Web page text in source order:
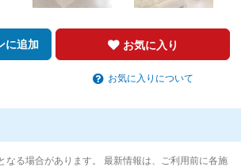
に追加 お気に入り
お気に入りについて
る場合があります。 最新情報は、ご利用前に各施